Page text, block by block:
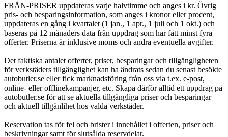
FRÅN-PRISER uppdateras varje halvtimme och anges i kr. Övrig
pris- och besparingsinformation, som anges i kronor eller procent,
uppdateras en gång i kvartalet (1 jan., 1 apr., 1 juli och 1 okt.) och
baseras på 12 månaders data från uppdrag som har fått minst fyra
offerter. Priserna är inklusive moms och andra eventuella avgifter.
Det faktiska antalet offerter, priser, besparingar och tillgängligheten
för verkstäders tillgänglighet kan ha ändrats sedan du senast besökte
autobutler.se eller fick marknadsföring från oss via t.ex. e-post,
online- eller offlinekampanjer, etc. Skapa därför alltid ett uppdrag på
autobutler.se för att se aktuella tillgängliga priser och besparingar
och aktuell tillgänlihet hos valda verkstäder.
Reservation tas för fel och brister i innehållet i offerten, priser och
beskrivningar samt för slutsålda reservdelar.